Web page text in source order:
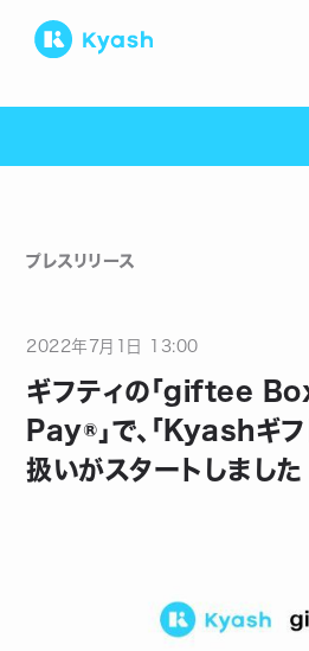
プレスリリース
2022年 7月 日 13:00
ギフティの「giftee
Pay®」で、「Kyashギフ
扱いがスタートしました